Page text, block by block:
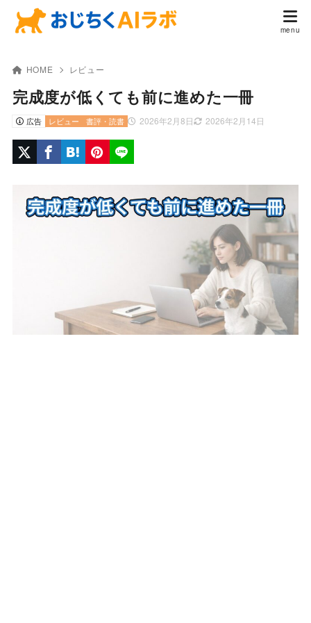
HOME レビュー
完成度が低くても前に進めた一冊
広告 2026年2月8日 2026年2月14日
レビュー 書評・読書